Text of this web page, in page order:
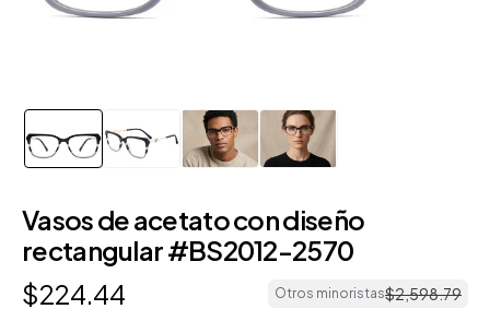
Vasos de acetato con diseño
rectangular #BS2012-2570
$224.44 Otros minoristas$2,598.79